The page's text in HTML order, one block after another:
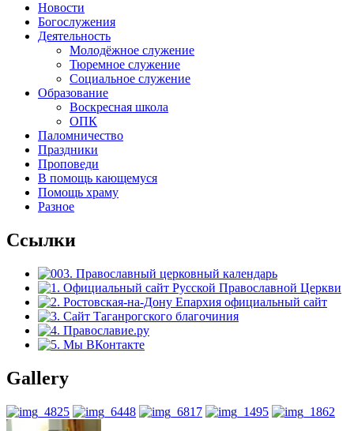
Новости
Богослужения
Деятельность
Молодёжное служение
Тюремное служение
Социальное служение
Образование
Воскресная школа
ОПК
Паломничество
Праздники
Проповеди
В помощь кающемуся
Помощь храму
Разное
Ссылки
Gallery